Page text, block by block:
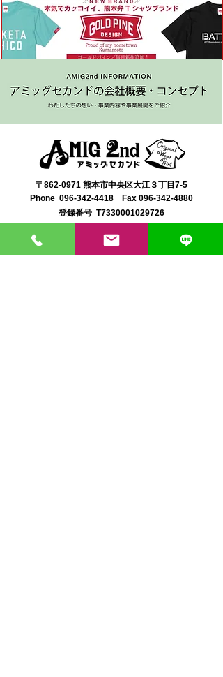
〒862-0971 熊本市中央区大江３丁目7-5
​Phone 096-342-4418 Fax 096-342-4880
登録番号 T7330001029726
【1月・2月／冬季営業時間】9:30～19：00
【休み】日曜・祝日